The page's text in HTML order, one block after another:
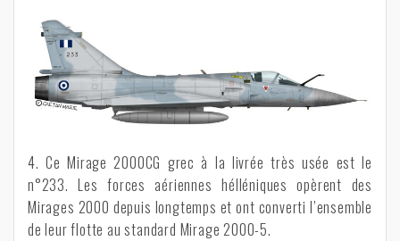
4. Ce Mirage 2000CG grec à la livrée très usée est le
n°233. Les forces aériennes hélléniques opèrent des
Mirages 2000 depuis longtemps et ont converti l’ensemble
de leur flotte au standard Mirage 2000-5.